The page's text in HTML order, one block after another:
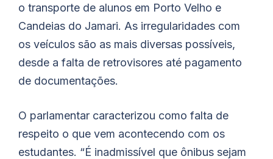
o transporte de alunos em Porto Velho e
Candeias do Jamari. As irregularidades com
os veículos são as mais diversas possíveis,
desde a falta de retrovisores até pagamento
de documentações.
O parlamentar caracterizou como falta de
respeito o que vem acontecendo com os
estudantes. “É inadmissível que ônibus sejam